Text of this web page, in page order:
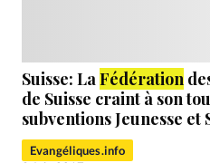
Suisse: LaFédération
de Suisse craint à son
subventions Jeunesse
Evangéliques.info